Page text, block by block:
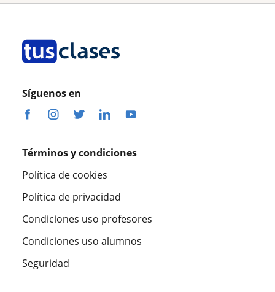
Síguenos en
Términos y condiciones
Política de cookies
Política de privacidad
Condiciones uso profesores
Condiciones uso alumnos
Seguridad